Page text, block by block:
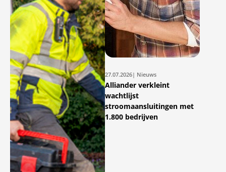
27.07.2026| Nieuws
Alliander verkleint
wachtlijst
stroomaansluitingen met
1.800 bedrijven